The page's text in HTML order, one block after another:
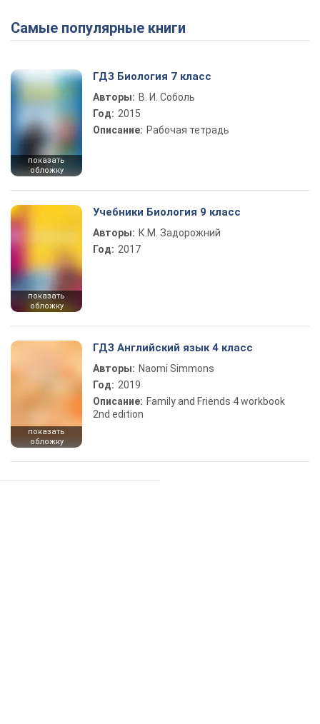
Самые популярные книги
показать
обложку
ГДЗ Биология 7 класс
Авторы: В. И. Соболь
Год: 2015
Описание: Рабочая тетрадь
показать
обложку
Учебники Биология 9 класс
Авторы: К.М. Задорожний
Год: 2017
показать
обложку
ГДЗ Английский язык 4 класс
Авторы: Naomi Simmons
Год: 2019
Описание: Family and Friends 4 workbook
2nd edition